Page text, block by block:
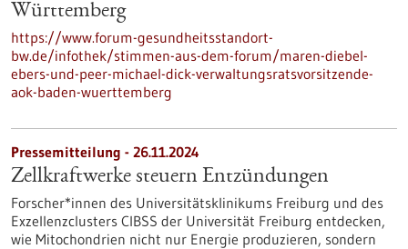
Württemberg
https://www.forum-gesundheitsstandort-
bw.de/infothek/stimmen-aus-dem-forum/maren-diebel-
ebers-und-peer-michael-dick-verwaltungsratsvorsitzende-
aok-baden-wuerttemberg
Pressemitteilung - 26.11.2024
Zellkraftwerke steuern Entzündungen
Forscher*innen des Universitätsklinikums Freiburg und des
Exzellenzclusters CIBSS der Universität Freiburg entdecken,
wie Mitochondrien nicht nur Energie produzieren, sondern